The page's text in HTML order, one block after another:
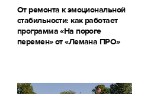
От ремонта к эмоциональной
стабильности: как работает
программа «На пороге
перемен» от «Лемана ПРО»